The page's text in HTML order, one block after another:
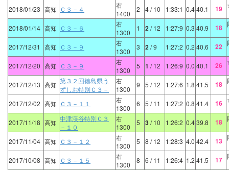
2018/01/23 高知 Ｃ３－４
右
1400
2 4/ 10 1:33:1 0.440.1 19
2018/01/14 高知 Ｃ３－６
右
1300
1 2/ 12 1:27:9 0.3 40.9 18
2017/12/31 高知 Ｃ３－９
右
1300
3 2/ 9 1:27:2 0.2 40.6 22
2017/12/20 高知 Ｃ３－９
右
1300
5 1 / 12 1:26:9 0.0 40.1 26
2017/12/13 高知 第３２回徳島県う
ずしお特別Ｃ３－
右
1300
9 5 / 12 1:27:6 1.8 41.5 18
2017/12/02 高知 Ｃ３－１１
右
1300
6 5 / 11 1:27:2 0.8 41.4 16
2017/11/18 高知 中津渓谷特別Ｃ３
－１０
右
1300
5 3/ 10 1:26:2 0.439.8 18
2017/11/04 高知 Ｃ３－１２
右
1300
5 8 / 12 1:28:3 4.0 42.4 13
2017/10/08 高知 Ｃ３－１５
右
1300
8 6 / 11 1:26:4 1.2 41.5 17